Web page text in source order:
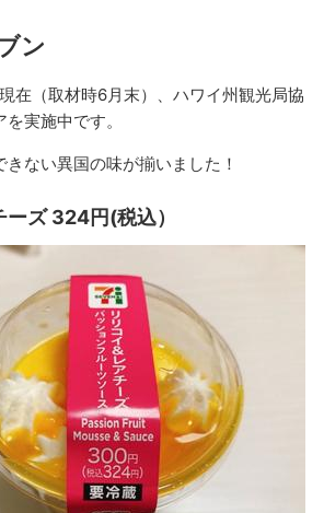
ン
在（取材時6月末）、ハワイ州観光局協
実施中です。
ない異国の味が揃いました！
ーズ 324円(税込）